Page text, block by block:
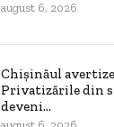
august 6, 2026
Chișinăul
Privatizările din
deveni...